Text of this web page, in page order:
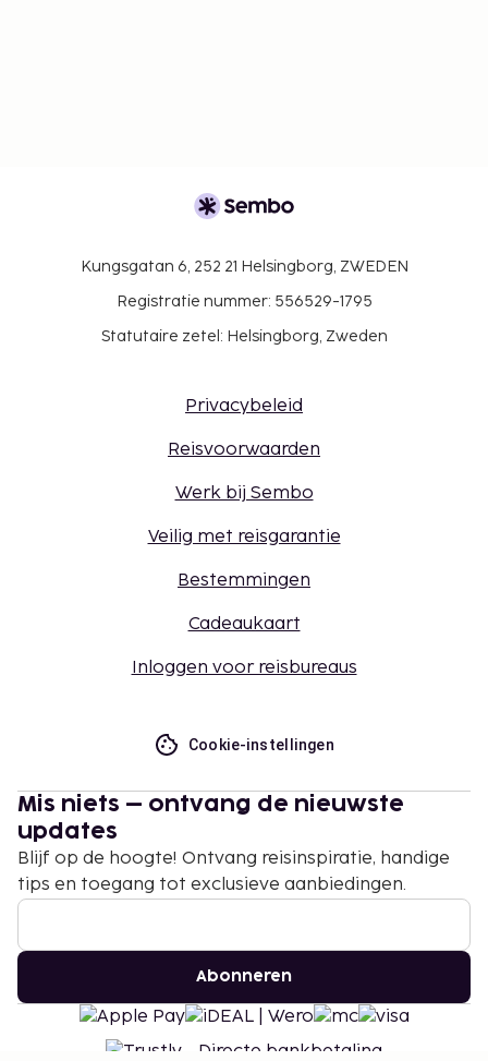
Kungsgatan 6, 252 21 Helsingborg, ZWEDEN
Registratie nummer: 556529-1795
Statutaire zetel: Helsingborg, Zweden
Privacybeleid
Reisvoorwaarden
Werk bij Sembo
Veilig met reisgarantie
Bestemmingen
Cadeaukaart
Inloggen voor reisbureaus
Cookie-instellingen
Mis niets – ontvang de nieuwste
updates
Blijf op de hoogte! Ontvang reisinspiratie, handige
tips en toegang tot exclusieve aanbiedingen.
Abonneren